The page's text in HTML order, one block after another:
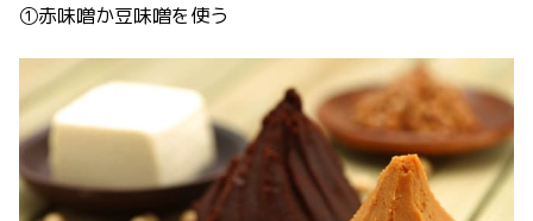
①赤味噌か豆味噌を使う